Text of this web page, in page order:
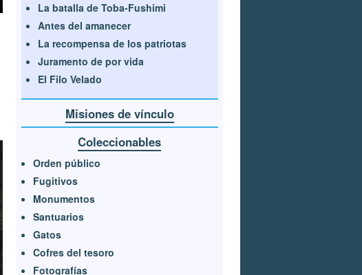
La batalla de Toba-Fushimi
Antes del amanecer
La recompensa de los patriotas
Juramento de por vida
El Filo Velado
Misiones de vínculo
Coleccionables
Orden público
Fugitivos
Monumentos
Santuarios
Gatos
Cofres del tesoro
Fotografías